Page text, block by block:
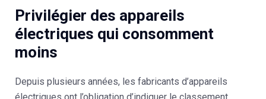
Privilégier des appareils
électriques qui consomment
moins
Depuis plusieurs années, les fabricants d’appareils